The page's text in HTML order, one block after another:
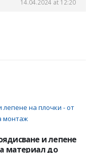
14.04.2024 at 12:20